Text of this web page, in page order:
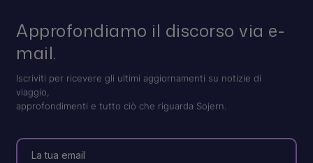
Approfondiamo il discorso via e-
mail.
Iscriviti per ricevere gli ultimi aggiornamenti su notizie di
viaggio,
approfondimenti e tutto ciò che riguarda Sojern.